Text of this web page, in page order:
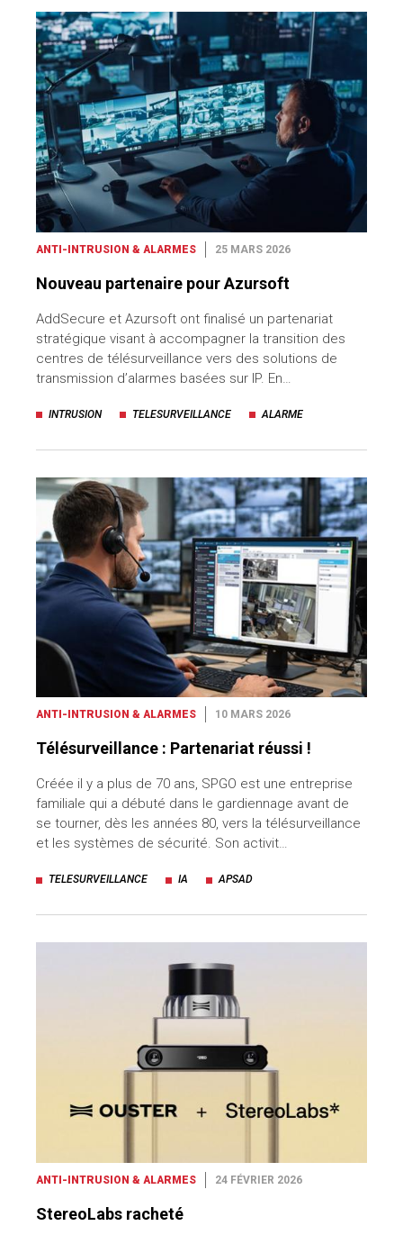
ANTI-INTRUSION & ALARMES 25 MARS 2026
Nouveau partenaire pour Azursoft
AddSecure et Azursoft ont finalisé un partenariat
stratégique visant à accompagner la transition des
centres de télésurveillance vers des solutions de
transmission d’alarmes basées sur IP. En…
INTRUSION TELESURVEILLANCE ALARME
ANTI-INTRUSION & ALARMES 10 MARS 2026
Télésurveillance : Partenariat réussi !
Créée il y a plus de 70 ans, SPGO est une entreprise
familiale qui a débuté dans le gardiennage avant de
se tourner, dès les années 80, vers la télésurveillance
et les systèmes de sécurité. Son activit…
TELESURVEILLANCE IA APSAD
ANTI-INTRUSION & ALARMES 24 FÉVRIER 2026
StereoLabs racheté